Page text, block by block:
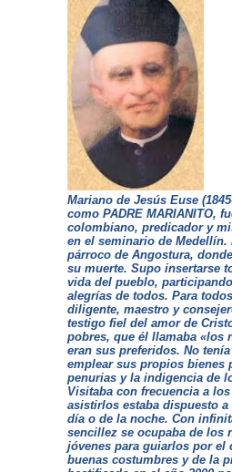
Mariano de Jesús Euse
como PADRE MARIANITO,
colombiano, predicador y
en el seminario de Medellín.
párroco de Angostura,
su muerte. Supo insertarse
vida del pueblo,
alegrías de todos. Para
diligente, maestro y
testigo fiel del amor de
pobres, que él llamaba «los
eran sus preferidos. No
emplear sus propios bienes
penurias y la indigencia de
Visitaba con frecuencia a
asistirlos estaba dispuesto
día o de la noche. Con
sencillez se ocupaba de los
jóvenes para guiarlos por el
buenas costumbres y de la